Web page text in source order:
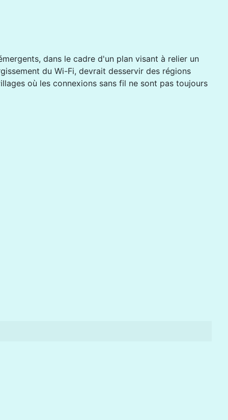
dans le cadre d'un plan visant à relier un
du Wi-Fi, devrait desservir des régions
où les connexions sans fil ne sont pas toujours